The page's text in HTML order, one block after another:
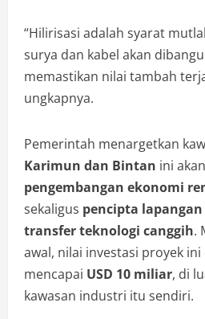
“Hilirisasi adalah syarat
surya dan kabel akan
memastikan nilai tambah
ungkapnya.
Pemerintah menargetkan
Karimun dan Bintan ini
pengembangan ekonomi
sekaligus pencipta
transfer teknologi canggih.
awal, nilai investasi proyek
mencapai USD 10 miliar, di
kawasan industri itu sendiri.